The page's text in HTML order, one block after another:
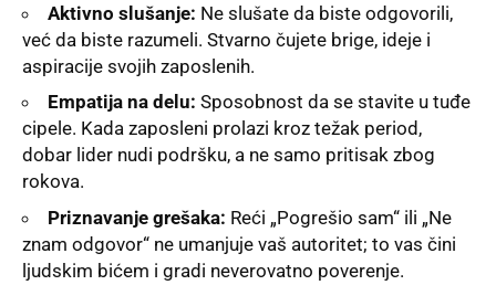
Aktivno slušanje: Ne slušate da biste odgovorili,
već da biste razumeli. Stvarno čujete brige, ideje i
aspiracije svojih zaposlenih.
Empatija na delu: Sposobnost da se stavite u tuđe
cipele. Kada zaposleni prolazi kroz težak period,
dobar lider nudi podršku, a ne samo pritisak zbog
rokova.
Priznavanje grešaka: Reći „Pogrešio sam“ ili „Ne
znam odgovor“ ne umanjuje vaš autoritet; to vas čini
ljudskim bićem i gradi neverovatno poverenje.